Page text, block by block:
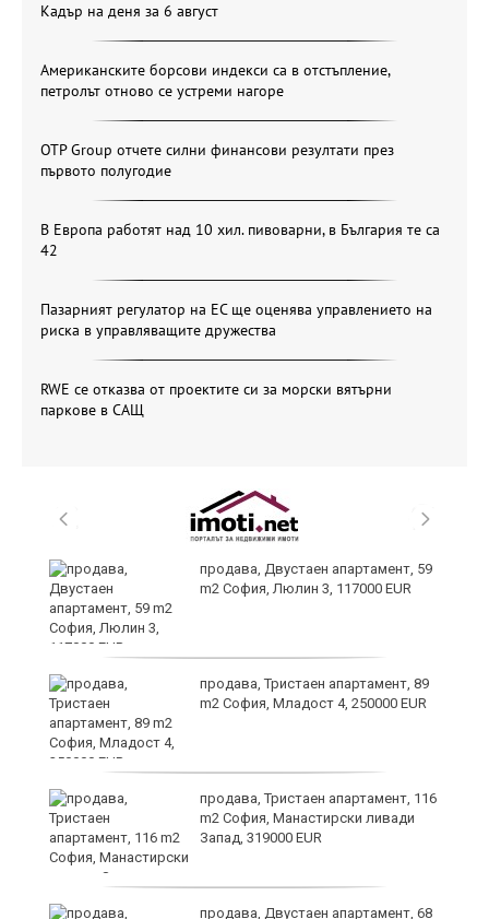
Кадър на деня за 6 август
Американските борсови индекси са в отстъпление,
петролът отново се устреми нагоре
OTP Group отчете силни финансови резултати през
първото полугодие
В Европа работят над 10 хил. пивоварни, в България те са
42
Пазарният регулатор на ЕС ще оценява управлението на
риска в управляващите дружества
RWE се отказва от проектите си за морски вятърни
паркове в САЩ
продава, Двустаен апартамент, 59
m2 София, Люлин 3, 117000 EUR
продава, Тристаен апартамент, 89
m2 София, Младост 4, 250000 EUR
продава, Тристаен апартамент, 116
m2 София, Манастирски ливади
Запад, 319000 EUR
продава, Двустаен апартамент, 68